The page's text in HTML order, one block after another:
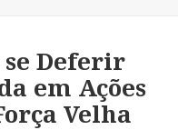
Deferir
em Ações
Velha